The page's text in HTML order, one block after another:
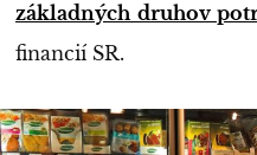
základných druhov
financií SR.